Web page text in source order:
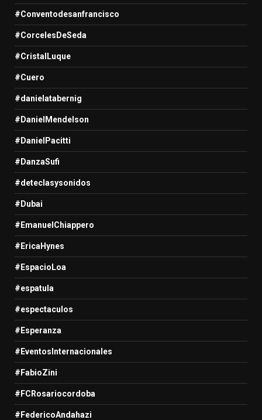
#Conventodesanfrancisco
#CorcelesDeSeda
#CristalLuque
#Cuero
#danielatabernig
#DanielMendelson
#DanielPacitti
#DanzaSufi
#deteclasysonidos
#Dubai
#EmanuelChiappero
#EricaHynes
#EspacioLoa
#espatula
#espectaculos
#Esperanza
#EventosInternacionales
#FabioZini
#FCRosariocordoba
#FedericoAndahazi